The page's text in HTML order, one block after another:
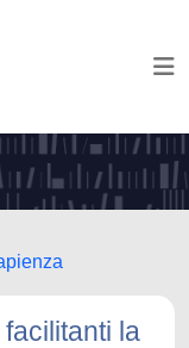
la